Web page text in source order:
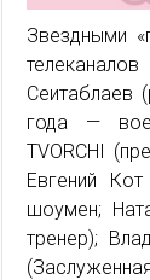
Звездными
Сеитаблаев
года —
TVORCHI
Евгений
шоумен;
тренер);